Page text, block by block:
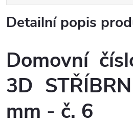
Detailní popis
Domovní
3D
mm - č. 6